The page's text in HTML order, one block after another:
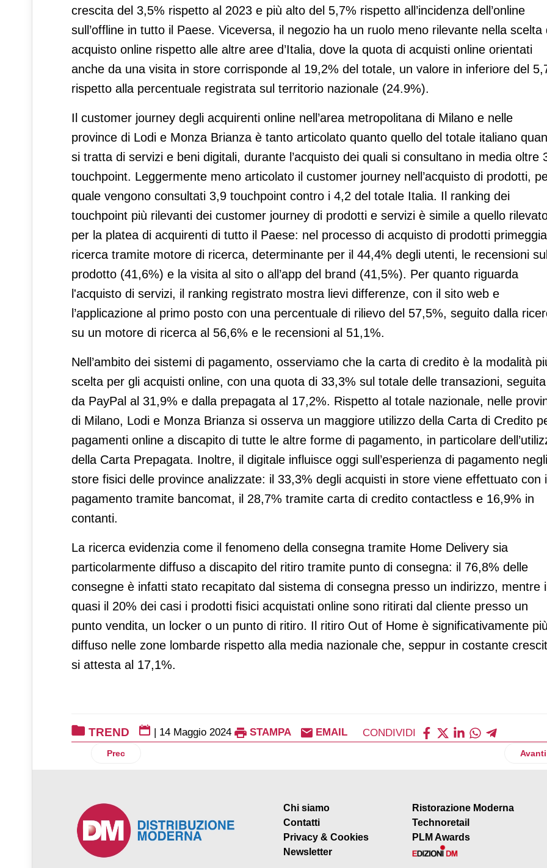
crescita del 3,5% rispetto al 2023 e più alto del 5,7% rispetto all’incidenza dell’online
sull’offline in tutto il Paese. Viceversa, il negozio ha un ruolo meno rilevante nella scelta
acquisto online rispetto alle altre aree d’Italia, dove la quota di acquisti online orientati
anche da una visita in store corrisponde al 19,2% del totale, un valore in inferiore del
rispetto alla percentuale registrata sul territorio nazionale (24.9%).
Il customer journey degli acquirenti online nell’area metropolitana di Milano e nelle
province di Lodi e Monza Brianza è tanto articolato quanto quello del totale italiano
si tratta di servizi e beni digitali, durante l’acquisto dei quali si consultano in media oltre
touchpoint. Leggermente meno articolato il customer journey nell’acquisto di prodotti,
quale vengono consultati 3,9 touchpoint contro i 4,2 del totale Italia. Il ranking dei
touchpoint più rilevanti dei customer journey di prodotti e servizi è simile a quello
per la platea di acquirenti di tutto il Paese: nel processo di acquisto di prodotti
ricerca tramite motore di ricerca, determinante per il 44,4% degli utenti, le recensioni
prodotto (41,6%) e la visita al sito o all’app del brand (41,5%). Per quanto riguarda
l'acquisto di servizi, il ranking registrato mostra lievi differenze, con il sito web e
l’applicazione al primo posto con una percentuale di rilievo del 57,5%, seguito dalla
su un motore di ricerca al 56,6% e le recensioni al 51,1%.
Nell’ambito dei sistemi di pagamento, osserviamo che la carta di credito è la modalità
scelta per gli acquisti online, con una quota di 33,3% sul totale delle transazioni, seguita
da PayPal al 31,9% e dalla prepagata al 17,2%. Rispetto al totale nazionale, nelle
di Milano, Lodi e Monza Brianza si osserva un maggiore utilizzo della Carta di Credito
pagamenti online a discapito di tutte le altre forme di pagamento, in particolare
della Carta Prepagata. Inoltre, il digitale influisce oggi sull’esperienza di pagamento negli
store fisici delle province analizzate: il 33,3% degli acquisti in store viene effettuato con
pagamento tramite bancomat, il 28,7% tramite carta di credito contactless e 16,9% in
contanti.
La ricerca evidenzia come il fenomeno della consegna tramite Home Delivery sia
particolarmente diffuso a discapito del ritiro tramite punto di consegna: il 76,8% delle
consegne è infatti stato recapitato dal sistema di consegna presso un indirizzo, mentre
quasi il 20% dei casi i prodotti fisici acquistati online sono ritirati dal cliente presso un
punto vendita, un locker o un punto di ritiro. Il ritiro Out of Home è significativamente più
diffuso nelle zone lombarde rispetto alla media nazionale che, seppur in costante
si attesta al 17,1%.
TREND | 14 Maggio 2024 STAMPA EMAIL CONDIVIDI
Articolo precedente: Distribuzione automatica: il giro d’affari sale a 2 miliardi
Prec Avanti
Chi siamo
Contatti
Privacy & Cookies
Newsletter
Ristorazione Moderna
Technoretail
PLM Awards